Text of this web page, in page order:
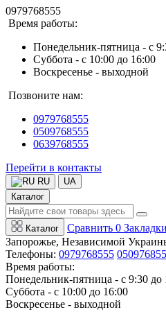
0979768555
Время работы:
Понедельник-пятница - с
Суббота - с 10:00 до 16:00
Воскресенье - выходной
Позвоните нам:
0979768555
0509768555
0639768555
Перейти в контакты
RU
UA
Каталог
Каталог Сравнить 0 Закладки
Запорожье, Независимой
Телефоны: 0979768555
Время работы:
Понедельник-пятница - с 9:30 до
Суббота - с 10:00 до 16:00
Воскресенье - выходной